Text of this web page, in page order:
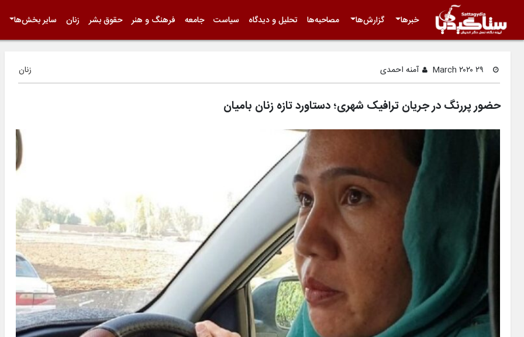
خبرها گزارش‌ها مصاحبه‌ها تحلیل و دیدگاه سیاست جامعه فرهنگ و هنر حقوق بشر زنان سایر بخش‌ها
آمنه احمدی زنان
حضور پررنگ در جریان ترافیک شهری؛ دستاورد تازه زنان بامیان